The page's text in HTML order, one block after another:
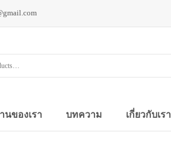
นของเรา บทความ เกี่ยวกับเรา